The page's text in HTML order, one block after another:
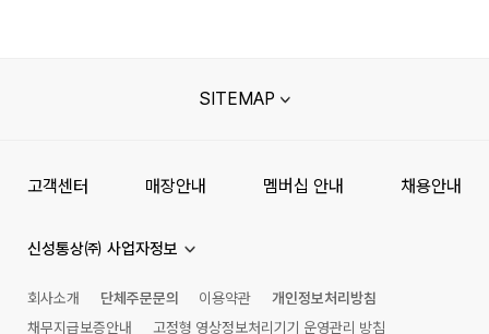
SITEMAP
고객센터 매장안내 멤버십 안내 채용안내
신성통상㈜ 사업자정보
회사소개 단체주문문의 이용약관
개인정보처리방침
채무지급보증안내
고정형 영상정보처리기기 운영관리 방침